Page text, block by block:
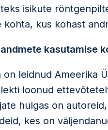
isikute
kohta, kus kohast
kasutamise
on leidnud Ameerika
loonud
hulgas on
kes on